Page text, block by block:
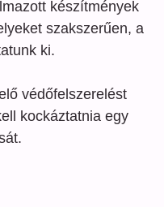
készítmények
szakszerűen, a
ki.
védőfelszerelést
kockáztatnia egy